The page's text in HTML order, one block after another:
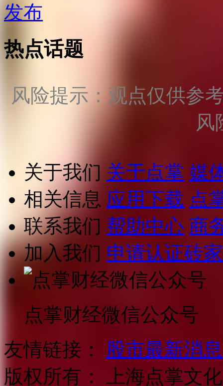
发布
热点话题
风险提示：观点仅供参
风
关于我们 关于点掌 媒
相关信息 应用下载 点
联系我们 帮助中心 商
加入我们 申请认证砖家
点掌财经微信公众号
友情链接：
股市最新消息
版权所有：
上海点掌文